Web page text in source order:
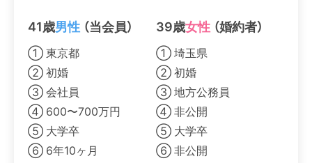
41歳男性 （当会員）
① 東京都
② 初婚
③ 会社員
④ 600〜700万円
⑤ 大学卒
⑥ 6年10ヶ月
39歳女性 （婚約者）
① 埼玉県
② 初婚
③ 地方公務員
④ 非公開
⑤ 大学卒
⑥ 非公開